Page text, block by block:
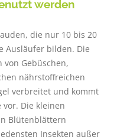
werden
die nur 10 bis 20
Ausläufer bilden. Die
von Gebüschen,
nährstoffreichen
verbreitet und kommt
vor. Die kleinen
Blütenblättern
Insekten außer